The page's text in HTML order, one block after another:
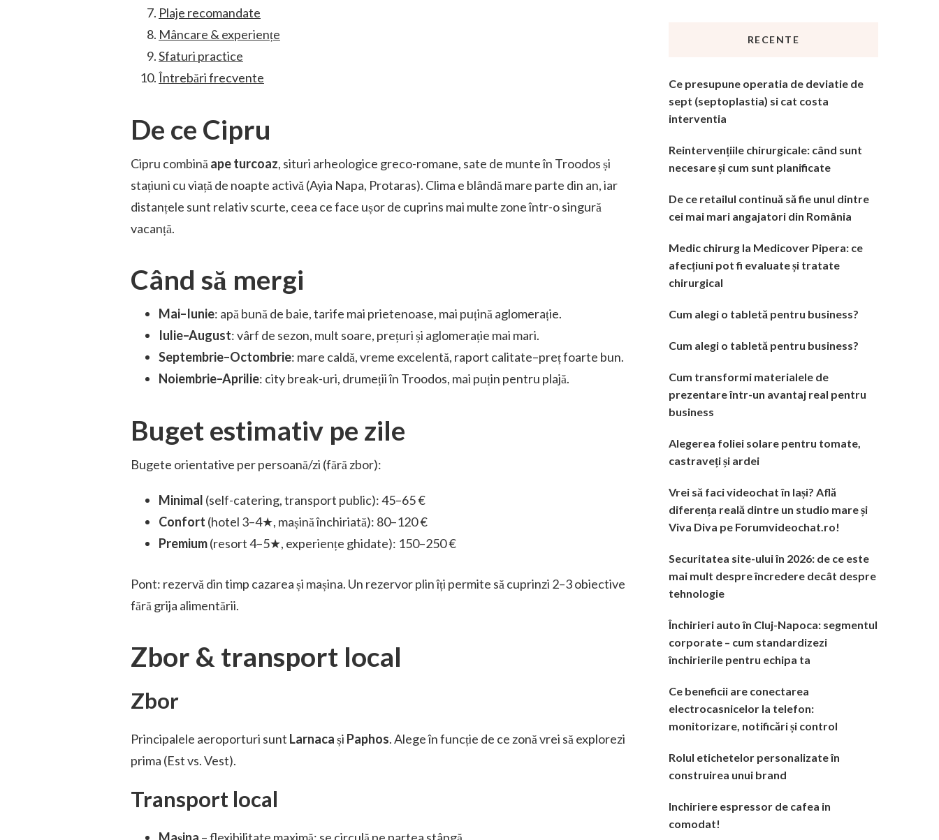
Plaje recomandate
Mâncare & experiențe
Sfaturi practice
Întrebări frecvente
De ce Cipru
Cipru combină ape turcoaz, situri arheologice greco-romane, sate de munte în Troodos și
stațiuni cu viață de noapte activă (Ayia Napa, Protaras). Clima e blândă mare parte din an, iar
distanțele sunt relativ scurte, ceea ce face ușor de cuprins mai multe zone într-o singură
vacanță.
Când să mergi
Mai–Iunie: apă bună de baie, tarife mai prietenoase, mai puțină aglomerație.
Iulie–August: vârf de sezon, mult soare, prețuri și aglomerație mai mari.
Septembrie–Octombrie: mare caldă, vreme excelentă, raport calitate–preț foarte bun.
Noiembrie–Aprilie: city break-uri, drumeții în Troodos, mai puțin pentru plajă.
Buget estimativ pe zile
Bugete orientative per persoană/zi (fără zbor):
Minimal (self-catering, transport public): 45–65 €
Confort (hotel 3–4★, mașină închiriată): 80–120 €
Premium(resort 4–5★, experiențe ghidate): 150–250 €
Pont: rezervă din timp cazarea și mașina. Un rezervor plin îți permite să cuprinzi 2–3 obiective
fără grija alimentării.
Zbor & transport local
Zbor
Principalele aeroporturi sunt Larnacași Paphos. Alege în funcție de ce zonă vrei să explorezi
prima (Est vs. Vest).
Transport local
RECENTE
Ce presupune operatia de deviatie de
sept (septoplastia) si cat costa
interventia
Reintervențiile chirurgicale: când sunt
necesare și cum sunt planificate
De ce retailul continuă să fie unul dintre
cei mai mari angajatori din România
Medic chirurg la Medicover Pipera: ce
afecțiuni pot fi evaluate și tratate
chirurgical
Cum alegi o tabletă pentru business?
Cum alegi o tabletă pentru business?
Cum transformi materialele de
prezentare într-un avantaj real pentru
business
Alegerea foliei solare pentru tomate,
castraveți și ardei
Vrei să faci videochat în Iași? Află
diferența reală dintre un studio mare și
Viva Diva pe Forumvideochat.ro!
Securitatea site-ului în 2026: de ce este
mai mult despre încredere decât despre
tehnologie
Închirieri auto în Cluj-Napoca: segmentul
corporate – cum standardizezi
închirierile pentru echipa ta
Ce beneficii are conectarea
electrocasnicelor la telefon:
monitorizare, notificări și control
Rolul etichetelor personalizate în
construirea unui brand
Inchiriere espressor de cafea in
comodat!